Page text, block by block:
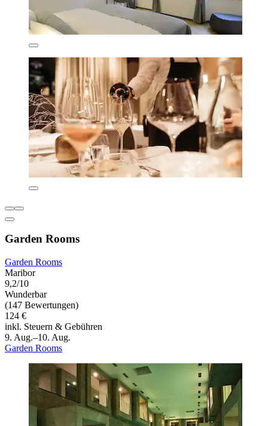
Garden Rooms
Garden Rooms
Maribor
9,2/10
Wunderbar
(147 Bewertungen)
124 €
inkl. Steuern & Gebühren
9. Aug.–10. Aug.
Garden Rooms